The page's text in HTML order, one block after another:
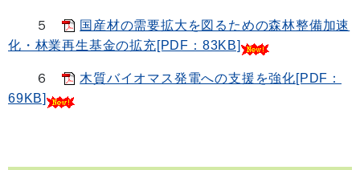
５
国産材の需要拡大を図るための森林整備加速
化・林業再生基金の拡充[PDF：83KB]
６
木質バイオマス発電への支援を強化[PDF：
69KB]